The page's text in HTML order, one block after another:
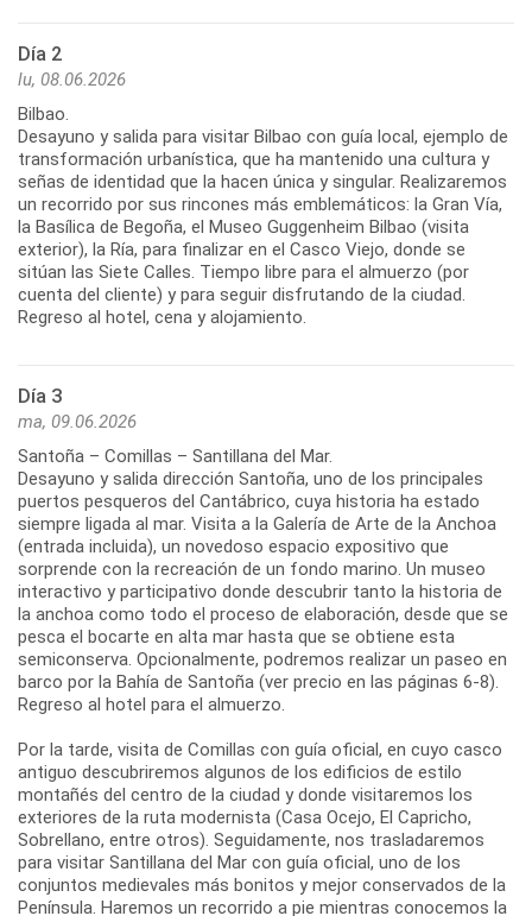
Día 2
lu, 08.06.2026
Bilbao.
Desayuno y salida para visitar Bilbao con guía local, ejemplo de
transformación urbanística, que ha mantenido una cultura y
señas de identidad que la hacen única y singular. Realizaremos
un recorrido por sus rincones más emblemáticos: la Gran Vía,
la Basílica de Begoña, el Museo Guggenheim Bilbao (visita
exterior), la Ría, para finalizar en el Casco Viejo, donde se
sitúan las Siete Calles. Tiempo libre para el almuerzo (por
cuenta del cliente) y para seguir disfrutando de la ciudad.
Día 3
ma, 09.06.2026
Santoña – Comillas – Santillana del Mar.
Desayuno y salida dirección Santoña, uno de los principales
puertos pesqueros del Cantábrico, cuya historia ha estado
siempre ligada al mar. Visita a la Galería de Arte de la Anchoa
(entrada incluida), un novedoso espacio expositivo que
sorprende con la recreación de un fondo marino. Un museo
interactivo y participativo donde descubrir tanto la historia de
la anchoa como todo el proceso de elaboración, desde que se
pesca el bocarte en alta mar hasta que se obtiene esta
semiconserva. Opcionalmente, podremos realizar un paseo en
barco por la Bahía de Santoña (ver precio en las páginas 6-8).
Regreso al hotel para el almuerzo.
Por la tarde, visita de Comillas con guía oficial, en cuyo casco
antiguo descubriremos algunos de los edificios de estilo
montañés del centro de la ciudad y donde visitaremos los
exteriores de la ruta modernista (Casa Ocejo, El Capricho,
Sobrellano, entre otros). Seguidamente, nos trasladaremos
para visitar Santillana del Mar con guía oficial, uno de los
conjuntos medievales más bonitos y mejor conservados de la
Península. Haremos un recorrido a pie mientras conocemos la